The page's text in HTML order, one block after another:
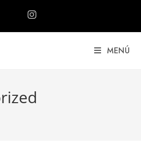
MENÚ